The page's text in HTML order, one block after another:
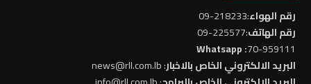
رقم الهواء:218233-09
رقم الهاتف:225577-09
70-959111
: Whatsapp
البريد الالكتروني الخاص بالاخبار: news@rll.com.lb